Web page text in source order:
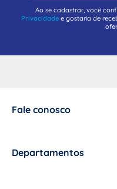
Ao se cadastrar, você
Privacidadee gostaria de
Fale conosco
Departamentos